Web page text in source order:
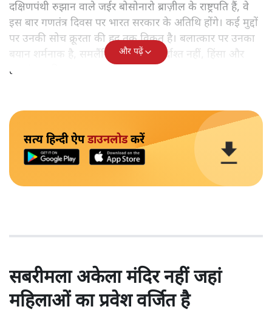
दक्षिणपंथी रुझान वाले जईर बोसोनारो ब्राज़ील के राष्ट्रपति हैं, वे
इस बार गणतंत्र दिवस पर भारत सरकार के अतिथि होंगे। कई मुद्दों
पर उनकी सोच क्रूरता की हद तक विकृत है। बलात्कार पर उनका
बयान शर्मनाक है, समलैंगिक लोग उन्हें बर्दाश्त नहीं, हिंसा और
हत्याएं उनकी 'रूल-बुक' में हैं।
और पढ़ें
सत्य हिन्दी ऐपडाउनलोडकरें
सबरीमला अकेला मंदिर नहीं जहां
महिलाओं का प्रवेश वर्जित है